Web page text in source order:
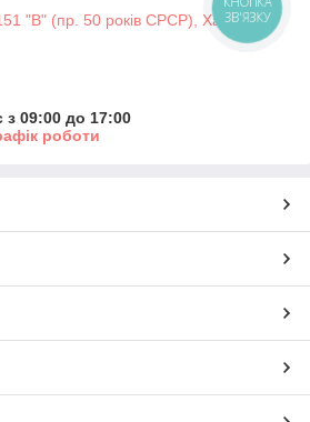
"В" (пр. 50 років СРСР), Харків,
з 09:00 до 17:00
роботи
КНОПКА
ЗВ'ЯЗКУ